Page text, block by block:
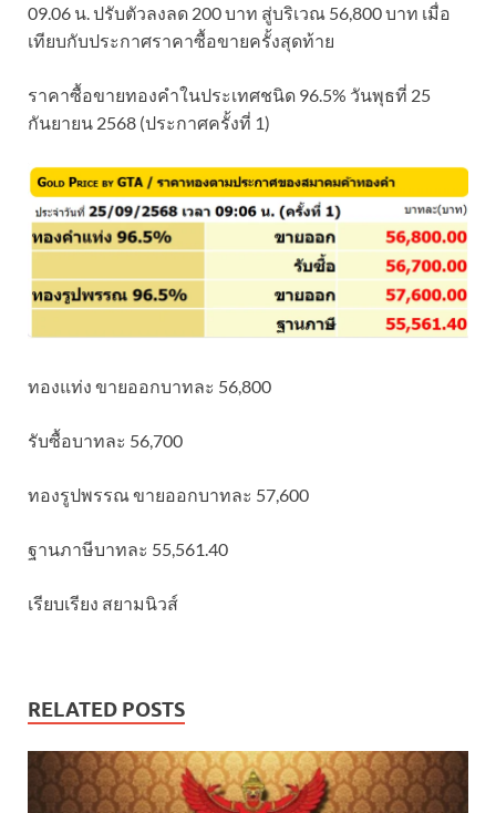
09.06 น. ปรับตัวลงลด 200 บาท สู่บริเวณ 56,800 บาท เมื่อ
เทียบกับประกาศราคาซื้อขายครั้งสุดท้าย
ราคาซื้อขายทองคําในประเทศชนิด 96.5% วันพุธที่ 25
กันยายน 2568 (ประกาศครั้งที่ 1)
ทองแท่ง ขายออกบาทละ 56,800
รับซื้อบาทละ 56,700
ทองรูปพรรณ ขายออกบาทละ 57,600
ฐานภาษีบาทละ 55,561.40
เรียบเรียง สยามนิวส์
RELATED POSTS